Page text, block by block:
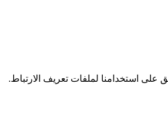
على استخدامنا لملفات تعريف الارتباط.